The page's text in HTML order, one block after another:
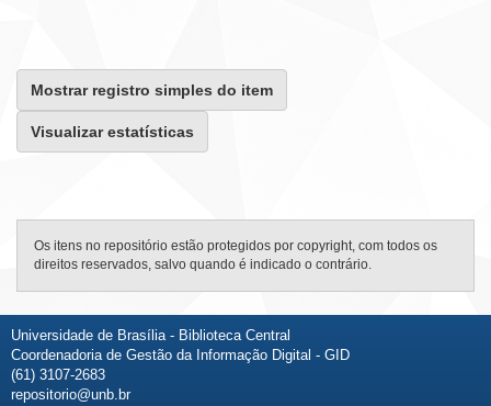
Mostrar registro simples do item
Visualizar estatísticas
Os itens no repositório estão protegidos por copyright, com todos os
direitos reservados, salvo quando é indicado o contrário.
Universidade de Brasília - Biblioteca Central
Coordenadoria de Gestão da Informação Digital - GID
(61) 3107-2683
repositorio@unb.br